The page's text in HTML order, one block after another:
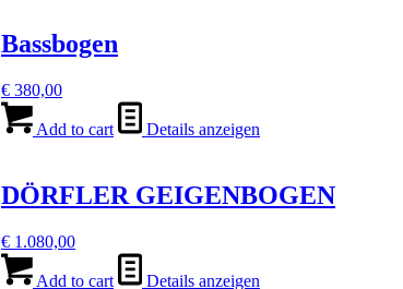
Bassbogen
€ 380,00
Add to cart Details anzeigen
DÖRFLER GEIGENBOGEN
€ 1.080,00
Add to cart Details anzeigen